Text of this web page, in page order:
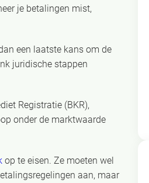
je betalingen mist,
een laatste kans om de
juridische stappen
Registratie (BKR),
onder de marktwaarde
op te eisen. Ze moeten wel
aan, maar